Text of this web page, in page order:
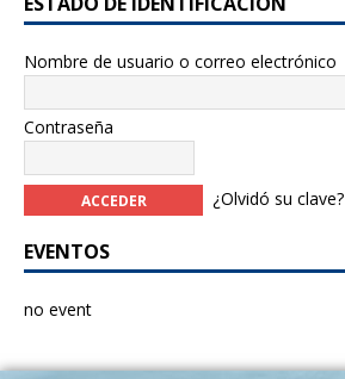
Nombre de usuario o correo electrónico
Contraseña
¿Olvidó su clave?
EVENTOS
no event